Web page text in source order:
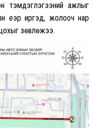
тэмдэглэгээний ажлыг
үеэр иргэд, жолооч нар
зөвлөжээ.